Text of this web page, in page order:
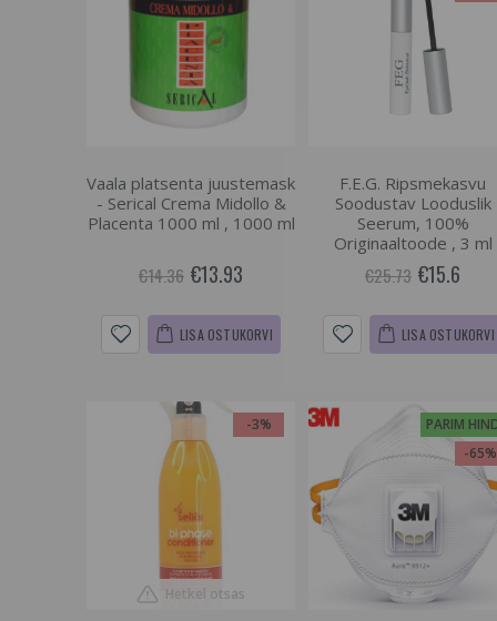
Vaala platsenta juustemask
- Serical Crema Midollo &
Placenta 1000 ml , 1000 ml
€14.36 €13.93
LISA OSTUKORVI
F.E.G. Ripsmekasvu
Soodustav Looduslik
Seerum, 100%
Originaaltoode , 3 ml
€25.73 €15.6
LISA OSTUKORVI
-3%
Hetkel otsas
PARIM
-65%